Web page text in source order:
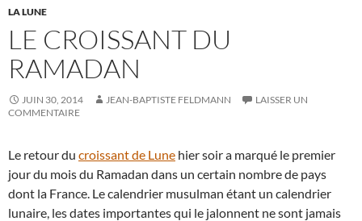
LA LUNE
LE CROISSANT DU
RAMADAN
JUIN 30, 2014 JEAN-BAPTISTE FELDMANN
LAISSER UN
COMMENTAIRE
Le retour du croissant de Lune hier soir a marqué le premier
jour du mois du Ramadan dans un certain nombre de pays
dont la France. Le calendrier musulman étant un calendrier
lunaire, les dates importantes qui le jalonnent ne sont jamais